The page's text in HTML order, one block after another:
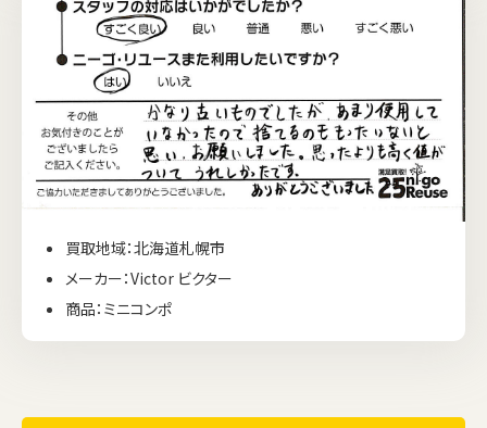
買取地域：北海道札幌市
メーカー：Victor ビクター
商品：ミニコンポ